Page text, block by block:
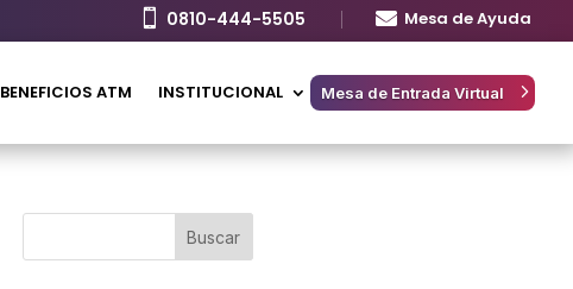
 0810-444-5505  Mesa de Ayuda
BENEFICIOS ATM INSTITUCIONAL Mesa de Entrada Virtual
Buscar